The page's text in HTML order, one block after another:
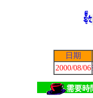
日期
2000/08/06
需要時